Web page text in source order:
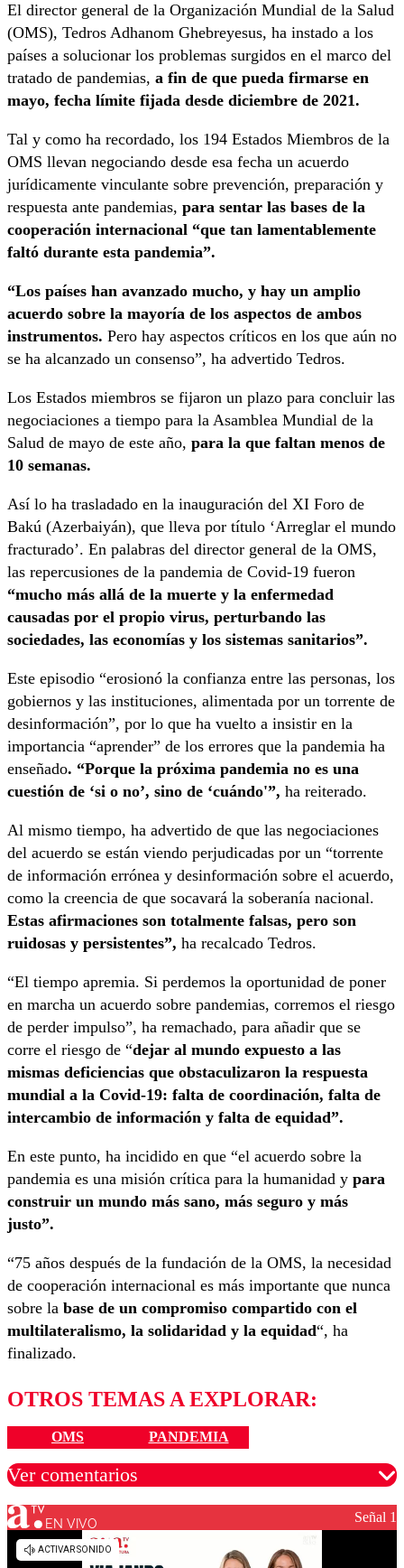
El director general de la Organización Mundial de la Salud
(OMS), Tedros Adhanom Ghebreyesus, ha instado a los
países a solucionar los problemas surgidos en el marco del
tratado de pandemias, a fin de que pueda firmarse en
mayo, fecha límite fijada desde diciembre de 2021.
Tal y como ha recordado, los 194 Estados Miembros de la
OMS llevan negociando desde esa fecha un acuerdo
jurídicamente vinculante sobre prevención, preparación y
respuesta ante pandemias, para sentar las bases de la
cooperación internacional “que tan lamentablemente
faltó durante esta pandemia”.
“Los países han avanzado mucho, y hay un amplio
acuerdo sobre la mayoría de los aspectos de ambos
instrumentos. Pero hay aspectos críticos en los que aún no
se ha alcanzado un consenso”, ha advertido Tedros.
Los Estados miembros se fijaron un plazo para concluir las
negociaciones a tiempo para la Asamblea Mundial de la
Salud de mayo de este año, para la que faltan menos de
10 semanas.
Así lo ha trasladado en la inauguración del XI Foro de
Bakú (Azerbaiyán), que lleva por título ‘Arreglar el mundo
fracturado’. En palabras del director general de la OMS,
las repercusiones de la pandemia de Covid-19 fueron
“mucho más allá de la muerte y la enfermedad
causadas por el propio virus, perturbando las
sociedades, las economías y los sistemas sanitarios”.
Este episodio “erosionó la confianza entre las personas, los
gobiernos y las instituciones, alimentada por un torrente de
desinformación”, por lo que ha vuelto a insistir en la
importancia “aprender” de los errores que la pandemia ha
enseñado. “Porque la próxima pandemia no es una
cuestión de ‘si o no’, sino de ‘cuándo'”, ha reiterado.
Al mismo tiempo, ha advertido de que las negociaciones
del acuerdo se están viendo perjudicadas por un “torrente
de información errónea y desinformación sobre el acuerdo,
como la creencia de que socavará la soberanía nacional.
Estas afirmaciones son totalmente falsas, pero son
ruidosas y persistentes”, ha recalcado Tedros.
“El tiempo apremia. Si perdemos la oportunidad de poner
en marcha un acuerdo sobre pandemias, corremos el riesgo
de perder impulso”, ha remachado, para añadir que se
corre el riesgo de “dejar al mundo expuesto a las
mismas deficiencias que obstaculizaron la respuesta
mundial a la Covid-19: falta de coordinación, falta de
intercambio de información y falta de equidad”.
En este punto, ha incidido en que “el acuerdo sobre la
pandemia es una misión crítica para la humanidad y para
construir un mundo más sano, más seguro y más
justo”.
“75 años después de la fundación de la OMS, la necesidad
de cooperación internacional es más importante que nunca
sobre la base de un compromiso compartido con el
multilateralismo, la solidaridad y la equidad“, ha
finalizado.
OTROS TEMAS A EXPLORAR:
OMS PANDEMIA
Ver comentarios
Los comentarios son moderados para garantizar un
diálogo respetuoso.
EN VIVO Señal 1